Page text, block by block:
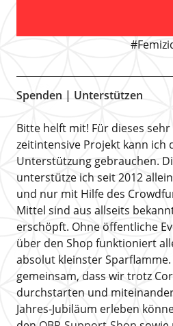
Spenden | Unterstützen
Bitte helft mit! Für dieses
zeitintensive Projekt kann ich
Unterstützung gebrauchen.
unterstütze ich seit 2012
und nur mit Hilfe des
Mittel sind aus allseits
erschöpft. Ohne öffentliche
über den Shop funktioniert
absolut kleinster
gemeinsam, dass wir trotz
durchstarten und
Jahres-Jubiläum erleben